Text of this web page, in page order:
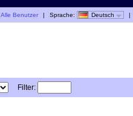
Alle Benutzer | Sprache: Deutsch |
Filter: